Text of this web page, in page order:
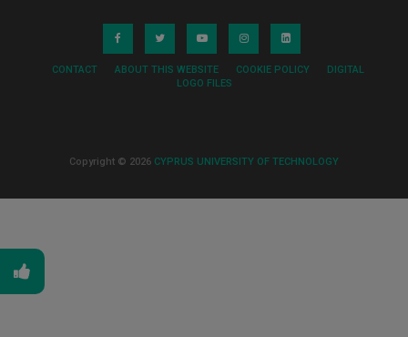
CONTACT ABOUT THIS WEBSITE COOKIE POLICY
DIGITAL
LOGO FILES
Copyright © 2026 CYPRUS UNIVERSITY OF TECHNOLOGY